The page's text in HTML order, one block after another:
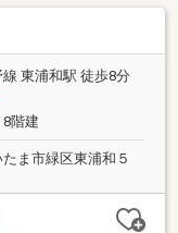
線 東浦和駅 徒歩8分
階建
ま市緑区東浦和５